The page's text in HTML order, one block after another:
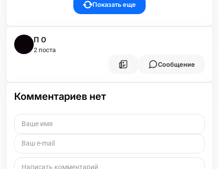
Показать еще
П О
2 поста
Сообщение
Комментариев нет